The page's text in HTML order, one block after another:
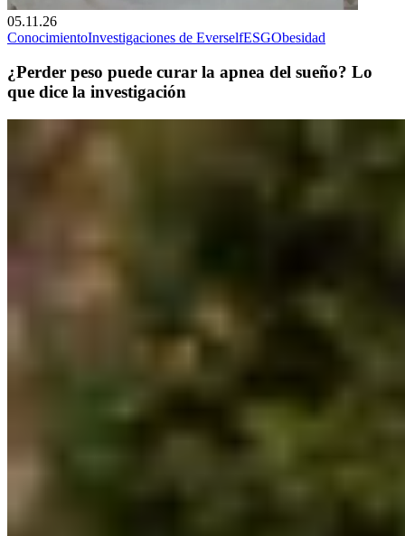
05.11.26
ConocimientoInvestigaciones de EverselfESGObesidad
¿Perder peso puede curar la apnea del sueño? Lo
que dice la investigación